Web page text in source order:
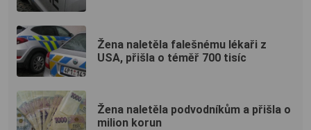
Žena naletěla falešnému lékaři z
USA, přišla o téměř 700 tisíc
Žena naletěla podvodníkům a přišla o
milion korun